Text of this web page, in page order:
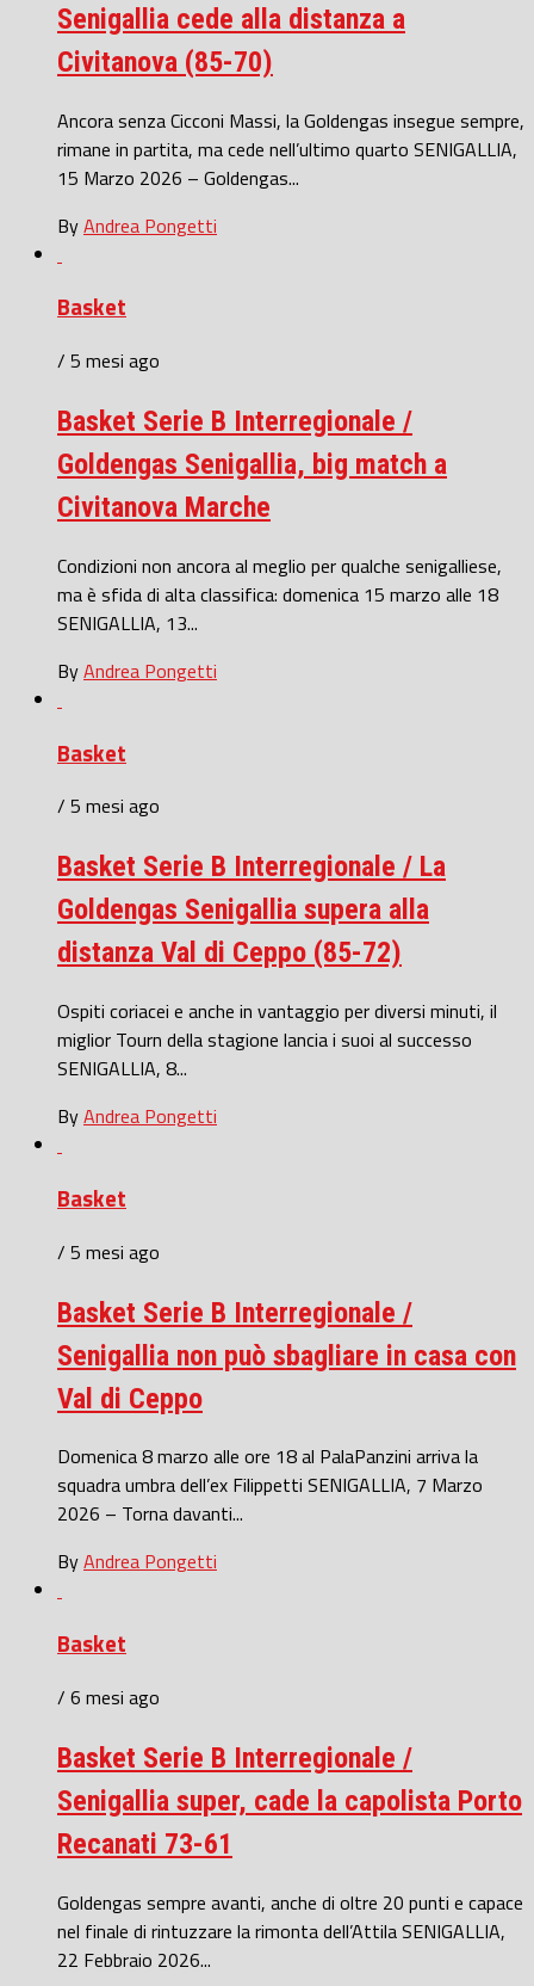
Senigallia cede alla distanza a
Civitanova (85-70)
Ancora senza Cicconi Massi, la Goldengas insegue sempre,
rimane in partita, ma cede nell’ultimo quarto SENIGALLIA,
15 Marzo 2026 – Goldengas...
ByAndrea Pongetti
Basket
/ 5 mesi ago
Basket Serie B Interregionale /
Goldengas Senigallia, big match a
Civitanova Marche
Condizioni non ancora al meglio per qualche senigalliese,
ma è sfida di alta classifica: domenica 15 marzo alle 18
SENIGALLIA, 13...
ByAndrea Pongetti
Basket
/ 5 mesi ago
Basket Serie B Interregionale / La
Goldengas Senigallia supera alla
distanza Val di Ceppo (85-72)
Ospiti coriacei e anche in vantaggio per diversi minuti, il
miglior Tourn della stagione lancia i suoi al successo
SENIGALLIA, 8...
ByAndrea Pongetti
Basket
/ 5 mesi ago
Basket Serie B Interregionale /
Senigallia non può sbagliare in casa con
Val di Ceppo
Domenica 8 marzo alle ore 18 al PalaPanzini arriva la
squadra umbra dell’ex Filippetti SENIGALLIA, 7 Marzo
2026 – Torna davanti...
ByAndrea Pongetti
Basket
/ 6 mesi ago
Basket Serie B Interregionale /
Senigallia super, cade la capolista Porto
Recanati 73-61
Goldengas sempre avanti, anche di oltre 20 punti e capace
nel finale di rintuzzare la rimonta dell’Attila SENIGALLIA,
22 Febbraio 2026...